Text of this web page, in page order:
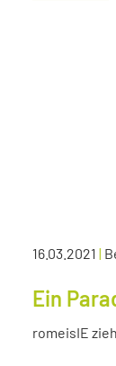
16.03.2021 |
Ein
romeisIE